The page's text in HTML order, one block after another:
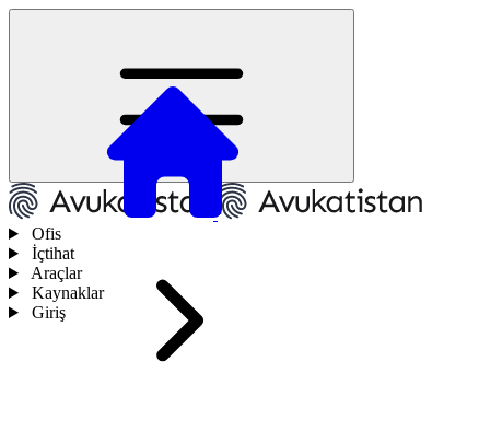
Ofis
İçtihat
Araçlar
Kaynaklar
Giriş